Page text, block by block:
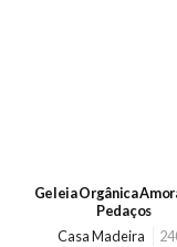
Geleia Orgânica
Pedaços
Casa Madeira